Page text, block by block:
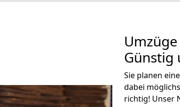
Günstig
Sie planen
dabei
richtig! Unser